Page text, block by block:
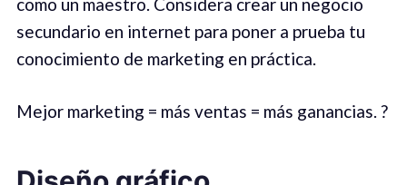
secundario en internet para poner a prueba tu
conocimiento de marketing en práctica.
Mejor marketing = más ventas = más ganancias. ?